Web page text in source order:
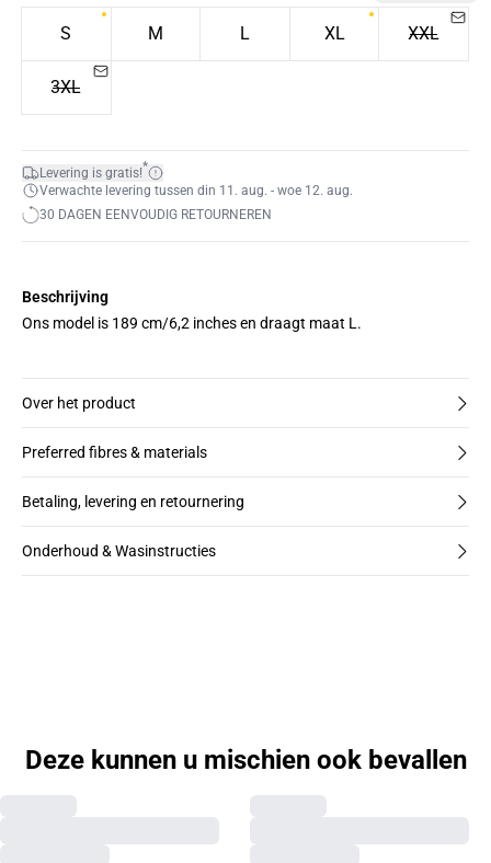
S M L XL XXL
3XL
Levering is gratis!*
Verwachte levering tussen din 11. aug. - woe 12. aug.
30 DAGEN EENVOUDIG RETOURNEREN
Beschrijving
Ons model is 189 cm/6,2 inches en draagt maat L.
Over het product
Preferred fibres & materials
Betaling, levering en retournering
Onderhoud & Wasinstructies
Deze kunnen u mischien ook bevallen